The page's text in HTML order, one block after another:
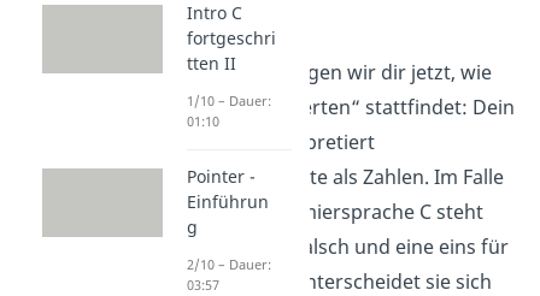
gar nichts.
Deswegen zeigen wir dir jetzt, wie
dieses „Auswerten“ stattfindet: Dein
Rechner interpretiert
Wahrheitswerte als Zahlen. Im Falle
der Programmiersprache C steht
eine null für falsch und eine eins für
wahr. Darin unterscheidet sie sich
Intro C
fortgeschri
tten II
1/10 – Dauer:
01:10
Pointer -
Einführun
g
2/10 – Dauer:
03:57